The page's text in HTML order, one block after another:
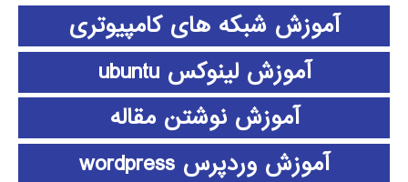
آموزش شبکه های کامپیوتری
آموزش لینوکس ubuntu
آموزش نوشتن مقاله
آموزش وردپرس wordpress